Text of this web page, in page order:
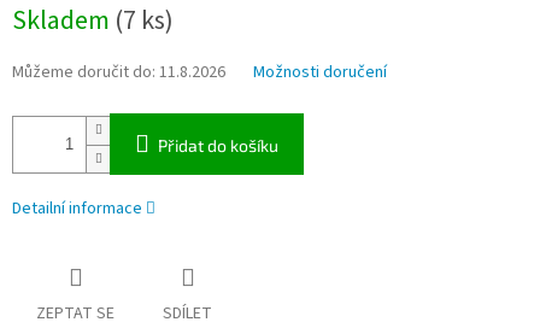
cena:
Skladem (7 ks)
Můžeme doručit do: 11.8.2026 Možnosti doručení
Přidat do košíku
Detailní informace
ZEPTAT SE SDÍLET